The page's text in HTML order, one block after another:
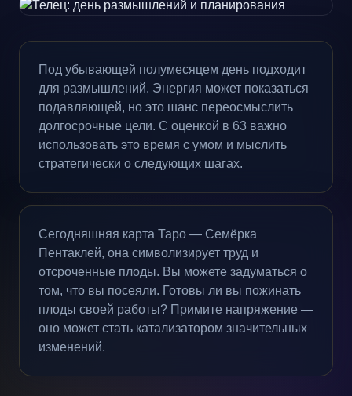
Под убывающей полумесяцем день подходит
для размышлений. Энергия может показаться
подавляющей, но это шанс переосмыслить
долгосрочные цели. С оценкой в 63 важно
использовать это время с умом и мыслить
стратегически о следующих шагах.
Сегодняшняя карта Таро — Семёрка
Пентаклей, она символизирует труд и
отсроченные плоды. Вы можете задуматься о
том, что вы посеяли. Готовы ли вы пожинать
плоды своей работы? Примите напряжение —
оно может стать катализатором значительных
изменений.